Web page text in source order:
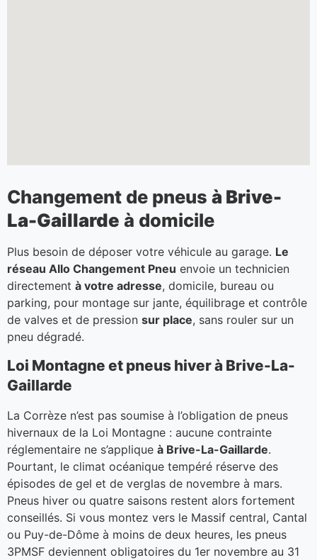
Changement de pneus à Brive-
La-Gaillarde à domicile
Plus besoin de déposer votre véhicule au garage. Le
réseau Allo Changement Pneu envoie un technicien
directement à votre adresse, domicile, bureau ou
parking, pour montage sur jante, équilibrage et contrôle
de valves et de pression sur place, sans rouler sur un
pneu dégradé.
Loi Montagne et pneus hiver à Brive-La-
Gaillarde
La Corrèze n’est pas soumise à l’obligation de pneus
hivernaux de la Loi Montagne : aucune contrainte
réglementaire ne s’applique à Brive-La-Gaillarde.
Pourtant, le climat océanique tempéré réserve des
épisodes de gel et de verglas de novembre à mars.
Pneus hiver ou quatre saisons restent alors fortement
conseillés. Si vous montez vers le Massif central, Cantal
ou Puy-de-Dôme à moins de deux heures, les pneus
3PMSF deviennent obligatoires du 1er novembre au 31